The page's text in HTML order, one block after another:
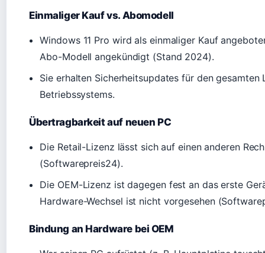
Einmaliger Kauf vs. Abomodell
Windows 11 Pro wird als einmaliger Kauf
Abo-Modell angekündigt (Stand 2024).
Sie erhalten Sicherheitsupdates für den gesamten
Betriebssystems.
Übertragbarkeit auf neuen PC
Die Retail-Lizenz lässt sich auf einen anderen
(Softwarepreis24).
Die OEM-Lizenz ist dagegen fest an das erste
Hardware-Wechsel ist nicht vorgesehen
Bindung an Hardware bei OEM